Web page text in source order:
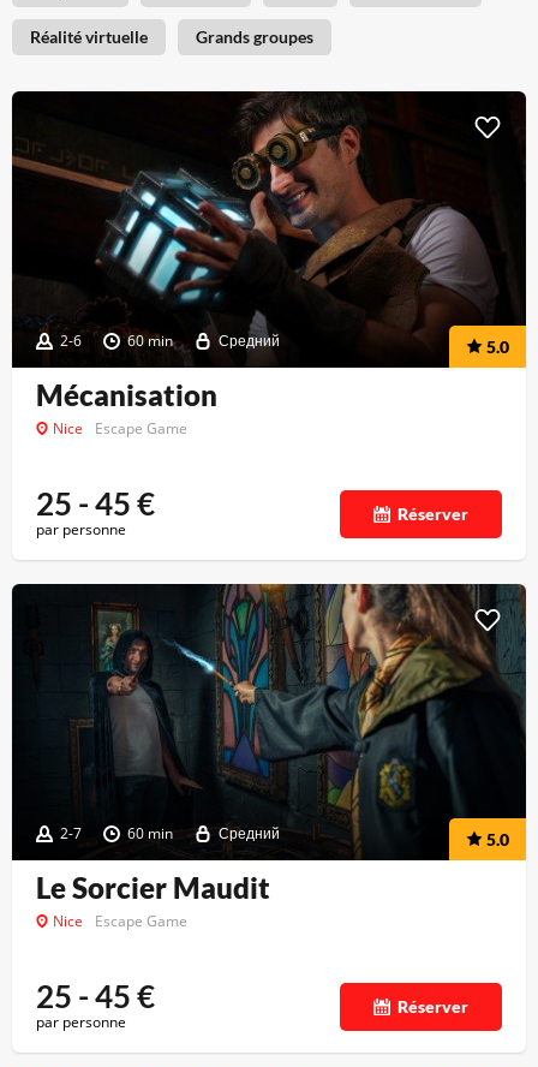
Réalité virtuelle Grands groupes
2-6 60 min Средний 5.0
Mécanisation
Nice Escape Game
25 - 45€
par personne
Réserver
2-7 60 min Средний 5.0
Le Sorcier Maudit
Nice Escape Game
25 - 45€
par personne
Réserver